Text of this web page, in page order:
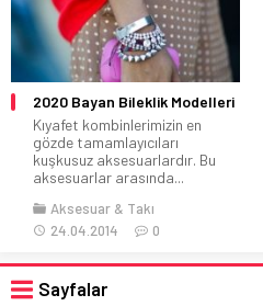
2020 Bayan Bileklik Modelleri
Kıyafet kombinlerimizin en
gözde tamamlayıcıları
kuşkusuz aksesuarlardır. Bu
aksesuarlar arasında...
Aksesuar & Takı
24.04.2014
0
Sayfalar